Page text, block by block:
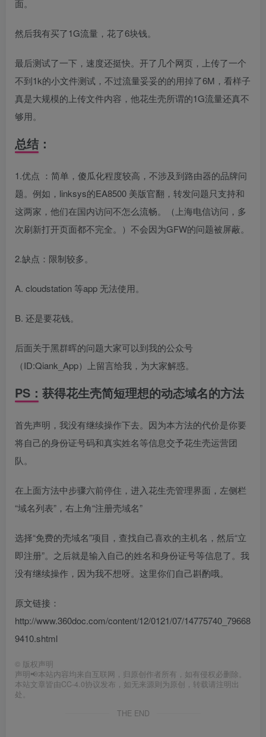
面。
然后我有买了1G流量，花了6块钱。
最后测试了一下，速度还挺快。开了几个网页，上传了一个
不到1k的小文件测试，不过流量妥妥的的用掉了6M，看样子
真是大规模的上传文件内容，他花生壳所谓的1G流量还真不
够用。
总结 ：
1.优点 ：简单，傻瓜化程度较高，不涉及到路由器的品牌问
题。例如，linksys的EA8500 美版官翻，转发问题只支持和
这两家，他们在国内访问不怎么流畅。（上海电信访问，多
次刷新打开页面都不完全。）不会因为GFW的问题被屏蔽。
2.缺点：限制较多。
A. cloudstation 等app 无法使用。
B. 还是要花钱。
后面关于黑群晖的问题大家可以到我的公众号
（ID:Qiank_App）上留言给我，为大家解惑。
PS：获得花生壳简短理想的动态域名的方法
首先声明，我没有继续操作下去。因为本方法的代价是你要
将自己的身份证号码和真实姓名等信息交予花生壳运营团
队。
在上面方法中步骤六前停住，进入花生壳管理界面，左侧栏
“域名列表”，右上角“注册壳域名”
选择“免费的壳域名”项目，查找自己喜欢的主机名，然后“立
即注册”。之后就是输入自己的姓名和身份证号等信息了。我
没有继续操作，因为我不想呀。这里你们自己斟酌哦。
原文链接：
http://www.360doc.com/content/12/0121/07/14775740_79668
9410.shtml
© 版权声明
声明📢本站内容均来自互联网，归原创作者所有，如有侵权必删除。
本站文章皆由CC-4.0协议发布，如无来源则为原创，转载请注明出
处。
THE END